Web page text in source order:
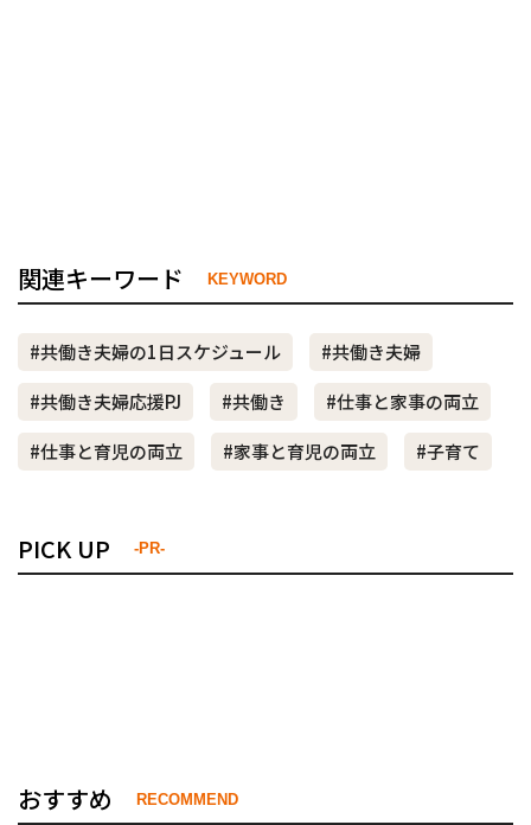
関連キーワード KEYWORD
#共働き夫婦の1日スケジュール
#共働き夫婦
#共働き夫婦応援PJ
#共働き
#仕事と家事の両立
#仕事と育児の両立
#家事と育児の両立 #子育て
PICK UP -PR-
おすすめ RECOMMEND